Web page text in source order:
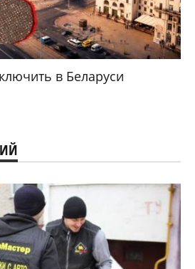
в Беларуси